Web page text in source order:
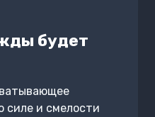
будет
силе и смелости